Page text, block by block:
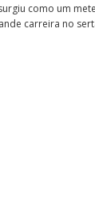
como um
carreira no